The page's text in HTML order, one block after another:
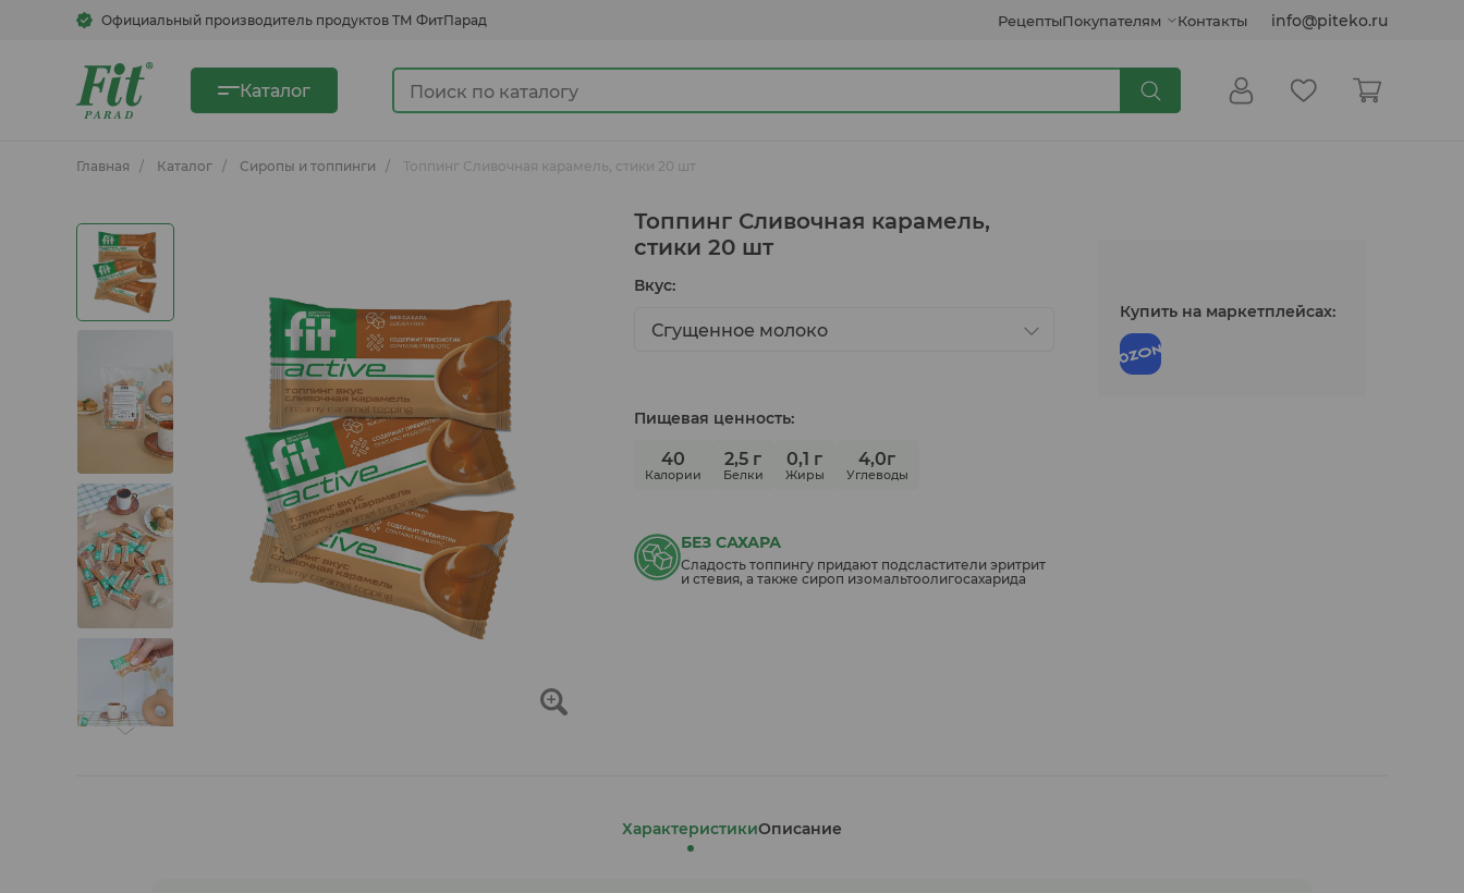
Официальный производитель продуктов ТМ ФитПарад
Джемы
Какао продукты
Быстрорастворимые напитки Инулин, клетчатка, семена
Кукурузные хлопья, смеси для
блинов, каши
Гуляши растительные
РецептыПокупателям Контакты info@piteko.ru
Каталог
Главная Каталог Сиропы и топпинги Топпинг Сливочная карамель, стики 20 шт
Купить на маркетплейсах:
Топпинг Сливочная карамель,
стики 20 шт
Вкус:
Сгущенное молоко
Пищевая ценность:
40
Калории
2,5 г
Белки
0,1 г
Жиры
4,0г
Углеводы
БЕЗ САХАРА
Сладость топпингу придают подсластители эритрит
и стевия, а также сироп изомальтоолигосахарида
ХарактеристикиОписание